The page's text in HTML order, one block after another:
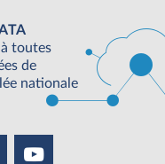
toutes
de
nationale